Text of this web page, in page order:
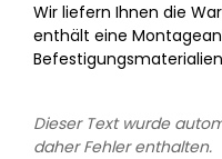
Wir liefern Ihnen die
enthält eine
Dieser Text wurde
daher Fehler enthalten.